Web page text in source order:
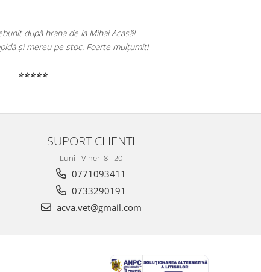
hrana de la Mihai Acasă!
pe stoc. Foarte mulțumit!
SUPORT CLIENTI
Luni - Vineri 8 - 20
0771093411
0733290191
acva.vet@gmail.com